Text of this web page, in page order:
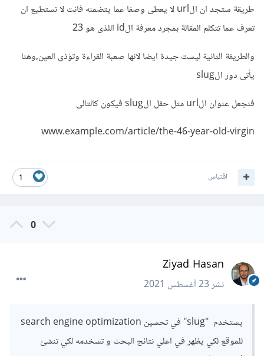
طريقة ستجد ان الurl لا يعطى وصفا عما يتضمنه فانت لا تستطيع ان
تعرف عما تتكلم المقالة بمجرد معرفة الid اللذى هو 23
والطريقة الثانية ليست جيدة ايضا لانها صعبة القراءة وتؤذى العين,وهنا
يأتى دور الslug
فنجعل عنوان الurl مثل حقل الslug فيكون كالتالى
www.example.com/article/the-46-year-old-virgin
1 اقتباس
0
Ziyad Hasan
نشر23 أغسطس 2021
يستخدم "slug" في تحسين search engine optimization
للموقع لكي يظهر في اعلي نتائج البحث و تسخدمه لكي تنشئ